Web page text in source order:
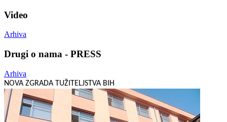
Video
Arhiva
Drugi o nama - PRESS
Arhiva
NOVA ZGRADA TUŽITELJSTVA BIH